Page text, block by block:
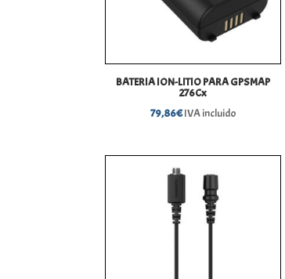
BATERIA ION-LITIO PARA GPSMAP
276Cx
79,86€IVA incluido